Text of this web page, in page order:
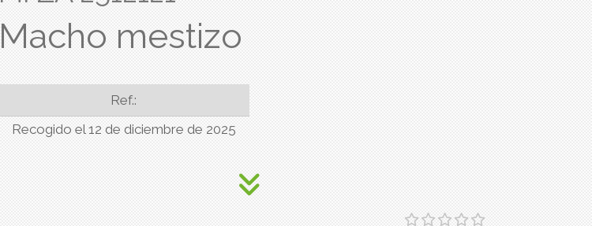
Macho mestizo
Ref.:
Recogido el 12 de diciembre de 2025